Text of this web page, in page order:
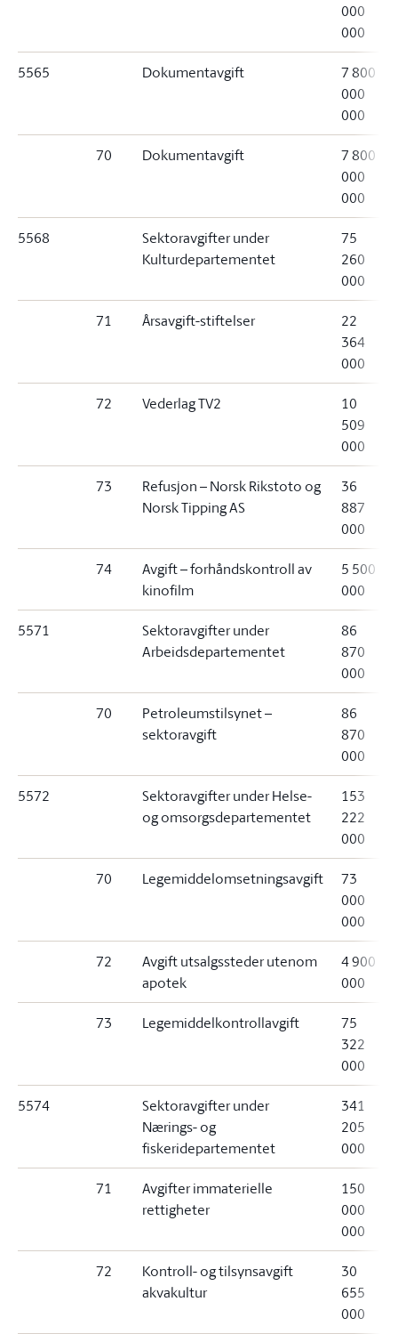
000
000
5565 Dokumentavgift
7 800
000
000
70 Dokumentavgift
7 800
000
000
5568
Sektoravgifter under
Kulturdepartementet
75
260
000
71 Årsavgift-stiftelser
22
364
000
72 Vederlag TV2
10
509
000
73
Refusjon – Norsk Rikstoto og
Norsk Tipping AS
36
887
000
74
Avgift – forhåndskontroll av
kinofilm
5 500
000
5571
Sektoravgifter under
Arbeidsdepartementet
86
870
000
70
Petroleumstilsynet –
sektoravgift
86
870
000
5572
Sektoravgifter under Helse-
og omsorgsdepartementet
153
222
000
70 Legemiddelomsetningsavgift
73
000
000
72
Avgift utsalgssteder utenom
apotek
4 900
000
73 Legemiddelkontrollavgift
75
322
000
5574
Sektoravgifter under
Nærings- og
fiskeridepartementet
341
205
000
71
Avgifter immaterielle
rettigheter
150
000
000
72
Kontroll- og tilsynsavgift
akvakultur
30
655
000